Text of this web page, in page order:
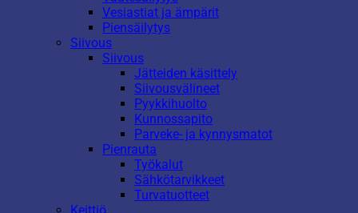
Vesiastiat ja ämpärit
Piensäilytys
Siivous
Siivous
Jätteiden käsittely
Siivousvälineet
Pyykkihuolto
Kunnossapito
Parveke- ja kynnysmatot
Pienrauta
Työkalut
Sähkötarvikkeet
Turvatuotteet